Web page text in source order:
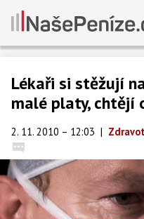
Lékaři si stěžují
malé platy, chtějí
2. 11. 2010 – 12:03 |